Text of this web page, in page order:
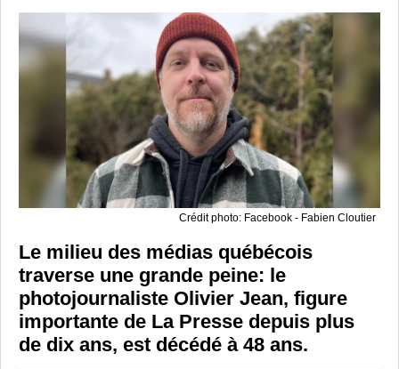
Crédit photo: Facebook - Fabien Cloutier
Le milieu des médias québécois
traverse une grande peine: le
photojournaliste Olivier Jean, figure
importante de La Presse depuis plus
de dix ans, est décédé à 48 ans.